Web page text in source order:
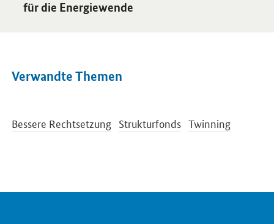
für die Energiewende
Verwandte Themen
Bessere Rechtsetzung Strukturfonds Twinning